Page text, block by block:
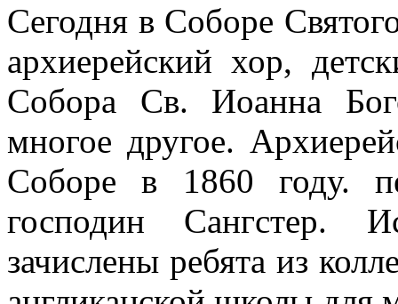
Сегодня в Соборе
архиерейский хор,
Собора Св. Иоанна
многое другое.
Соборе в 1860 году.
господин Сангстер.
зачислены ребята из